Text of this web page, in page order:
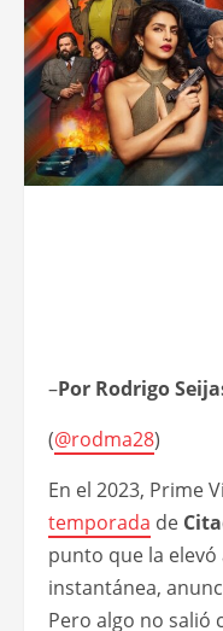
–Por Rodrigo
(@rodma28)
En el 2023, Prime
temporada de
punto que la
instantánea,
Pero algo no salió